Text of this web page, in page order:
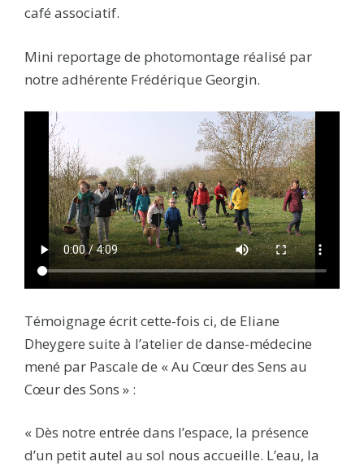
café associatif.
Mini reportage de photomontage réalisé par
notre adhérente Frédérique Georgin.
Témoignage écrit cette-fois ci, de Eliane
Dheygere suite à l’atelier de danse-médecine
mené par Pascale de « Au Cœur des Sens au
Cœur des Sons » :
« Dès notre entrée dans l’espace, la présence
d’un petit autel au sol nous accueille. L’eau, la